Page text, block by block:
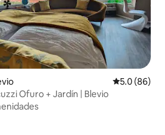
Calificación
5.0 (86)
Ofuro + Jardín | Blevio